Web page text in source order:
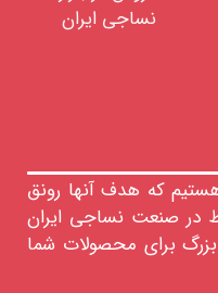
نساجی ایران
هستیم که هدف آنها رونق
صنعت نساجی ایران
برای محصولات شما